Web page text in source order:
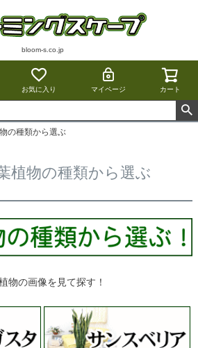
bloom-s.co.jp
お気に入り マイページ カート
の種類から選ぶ
植物の種類から選ぶ
物の画像を見て探す！